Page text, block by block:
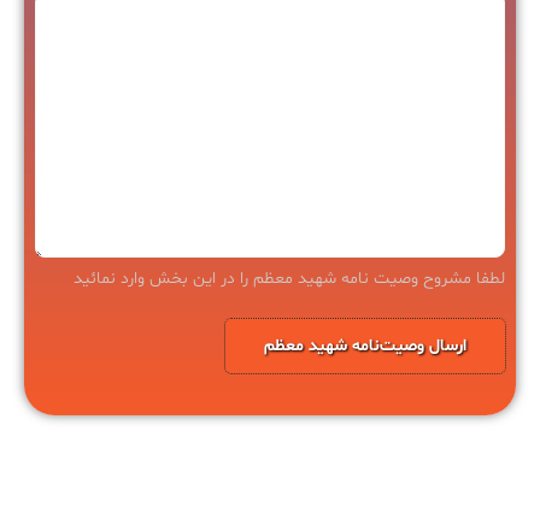
لطفا مشروح وصیت نامه شهید معظم را در این بخش وارد نمائید
ارسال وصیت‌نامه شهید معظم